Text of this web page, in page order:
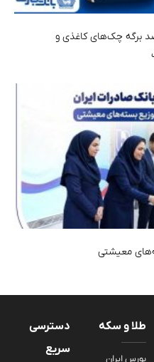
جداگانه تعیین تکلیف ۸۰ درصد برگه چک‌های کاغذی و
معیشتی
طلا و سکه
بورس ایران
دسترسی
سریع